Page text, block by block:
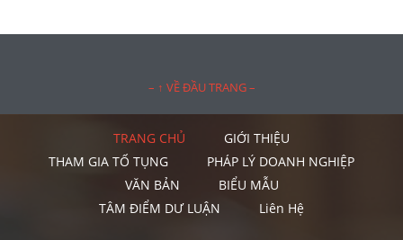
– ↑ VỀ ĐẦU TRANG –
TRANG CHỦ
GIỚI THIỆU
THAM GIA TỐ TỤNG
PHÁP LÝ DOANH NGHIỆP
VĂN BẢN
BIỂU MẪU
TÂM ĐIỂM DƯ LUẬN
Liên Hệ